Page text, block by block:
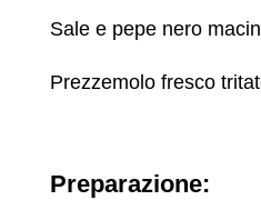
Sale e pepe nero
Prezzemolo fresco
Preparazione: